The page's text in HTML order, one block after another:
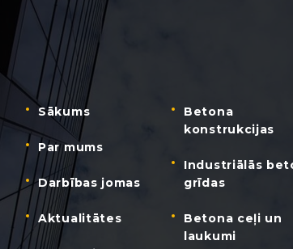
Sākums
Par mums
Darbības jomas
Aktualitātes
Betona
konstrukcijas
Industriālās
grīdas
Betona ceļi un
laukumi